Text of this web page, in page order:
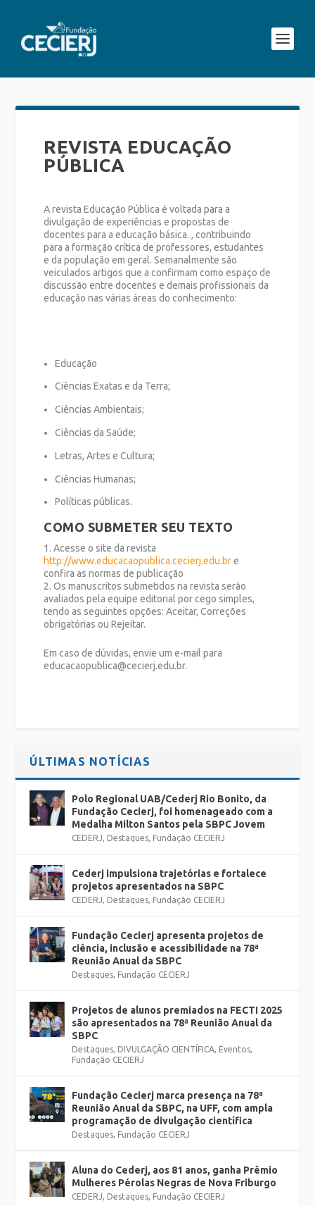
REVISTA EDUCAÇÃO
PÚBLICA
A revista Educação Pública é voltada para a
divulgação de experiências e propostas de
docentes para a educação básica. , contribuindo
para a formação crítica de professores, estudantes
e da população em geral. Semanalmente são
veiculados artigos que a confirmam como espaço de
discussão entre docentes e demais profissionais da
educação nas várias áreas do conhecimento:
Educação
Ciências Exatas e da Terra;
Ciências Ambientais;
Ciências da Saúde;
Letras, Artes e Cultura;
Ciências Humanas;
Políticas públicas.
COMO SUBMETER SEU TEXTO
1. Acesse o site da revista
http://www.educacaopublica.cecierj.edu.bre
confira as normas de publicação
2. Os manuscritos submetidos na revista serão
avaliados pela equipe editorial por cego simples,
tendo as seguintes opções: Aceitar, Correções
obrigatórias ou Rejeitar.
Em caso de dúvidas, envie um e-mail para
educacaopublica@cecierj.edu.br.
ÚLTIMAS NOTÍCIAS
Polo Regional UAB/Cederj Rio Bonito, da
Fundação Cecierj, foi homenageado com a
Medalha Milton Santos pela SBPC Jovem
CEDERJ, Destaques, Fundação CECIERJ
Cederj impulsiona trajetórias e fortalece
projetos apresentados na SBPC
CEDERJ, Destaques, Fundação CECIERJ
Fundação Cecierj apresenta projetos de
ciência, inclusão e acessibilidade na 78ª
Reunião Anual da SBPC
Destaques, Fundação CECIERJ
Projetos de alunos premiados na FECTI 2025
são apresentados na 78ª Reunião Anual da
SBPC
Destaques, DIVULGAÇÃO CIENTÍFICA, Eventos,
Fundação CECIERJ
Fundação Cecierj marca presença na 78ª
Reunião Anual da SBPC, na UFF, com ampla
programação de divulgação científica
Destaques, Fundação CECIERJ
Aluna do Cederj, aos 81 anos, ganha Prêmio
Mulheres Pérolas Negras de Nova Friburgo
CEDERJ, Destaques, Fundação CECIERJ